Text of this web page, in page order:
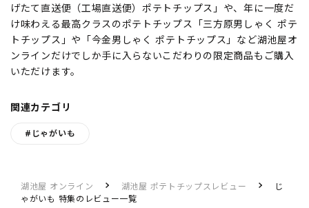
げたて直送便（工場直送便）ポテトチップス」や、年に一度だ
け味わえる最高クラスのポテトチップス「三方原男しゃく ポテ
トチップス」や「今金男しゃく ポテトチップス」など湖池屋オ
ンラインだけでしか手に入らないこだわりの限定商品もご購入
いただけます。
関連カテゴリ
#じゃがいも
湖池屋 オンライン 湖池屋 ポテトチップスレビュー
じ
ゃがいも 特集のレビュー一覧